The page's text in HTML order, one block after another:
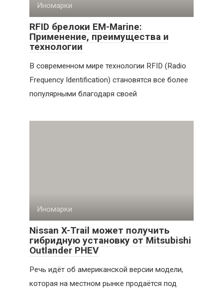
Иномарки
RFID брелоки EM-Marine:
Применение, преимущества и
технологии
В современном мире технологии RFID (Radio
Frequency Identification) становятся все более
популярными благодаря своей
Иномарки
Nissan X-Trail может получить
гибридную установку от Mitsubishi
Outlander PHEV
Речь идёт об американской версии модели,
которая на местном рынке продаётся под